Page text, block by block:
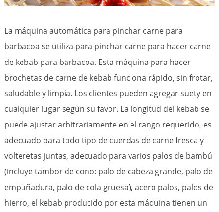
La máquina automática para pinchar carne para
barbacoa se utiliza para pinchar carne para hacer carne
de kebab para barbacoa. Esta máquina para hacer
brochetas de carne de kebab funciona rápido, sin frotar,
saludable y limpia. Los clientes pueden agregar suety en
cualquier lugar según su favor. La longitud del kebab se
puede ajustar arbitrariamente en el rango requerido, es
adecuado para todo tipo de cuerdas de carne fresca y
volteretas juntas, adecuado para varios palos de bambú
(incluye tambor de cono: palo de cabeza grande, palo de
empuñadura, palo de cola gruesa), acero palos, palos de
hierro, el kebab producido por esta máquina tienen un